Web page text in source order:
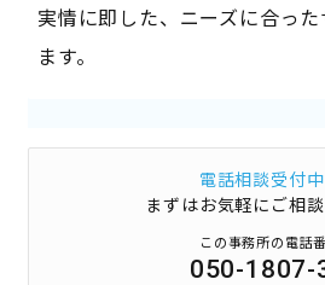
実情に即した、ニーズに合っ
ます。
電話相談受付中
まずはお気軽にご相
この事務所の電話
050-1807-